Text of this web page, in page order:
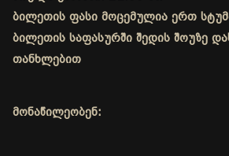
ბილეთის ფასი მოცემულია ერთ
ბილეთის საფასურში შედის შოუზე
თანხლებით
მონაწილეობენ: